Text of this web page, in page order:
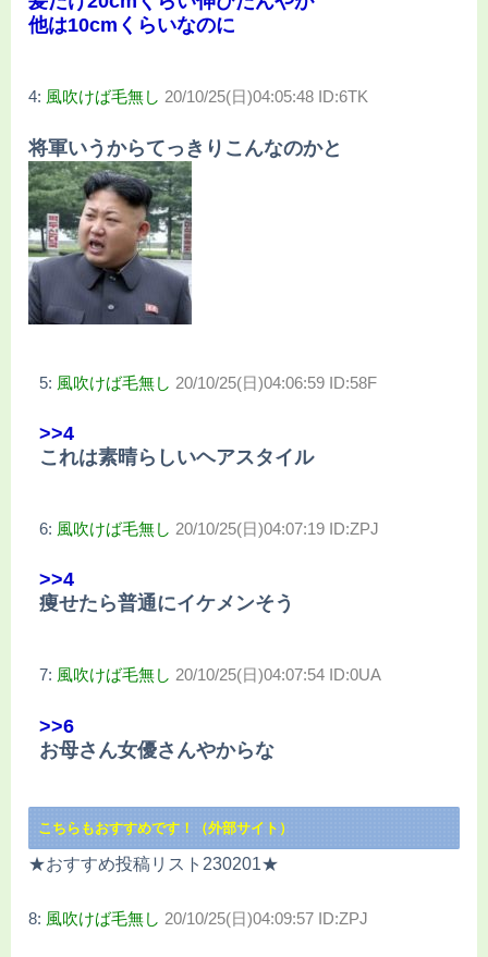
他は10cmくらいなのに
4: 風吹けば毛無し 20/10/25(日)04:05:48 ID:6TK
将軍いうからてっきりこんなのかと
5: 風吹けば毛無し 20/10/25(日)04:06:59 ID:58F
>>4
これは素晴らしいヘアスタイル
6: 風吹けば毛無し 20/10/25(日)04:07:19 ID:ZPJ
>>4
痩せたら普通にイケメンそう
7: 風吹けば毛無し 20/10/25(日)04:07:54 ID:0UA
>>6
お母さん女優さんやからな
こちらもおすすめです！（外部サイト）
★おすすめ投稿リスト230201★
8: 風吹けば毛無し 20/10/25(日)04:09:57 ID:ZPJ